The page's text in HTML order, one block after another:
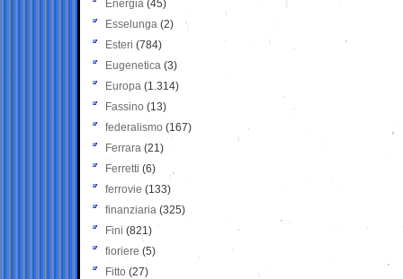
Energia (45)
Esselunga (2)
Esteri (784)
Eugenetica (3)
Europa (1.314)
Fassino (13)
federalismo (167)
Ferrara (21)
Ferretti (6)
ferrovie (133)
finanziaria (325)
Fini (821)
fioriere (5)
Fitto (27)